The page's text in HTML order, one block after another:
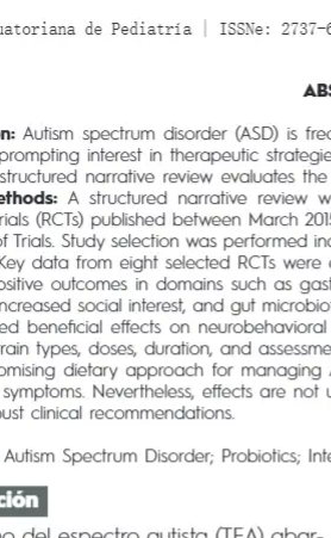
Autism spectrum disorder (ASD) is
interest in therapeutic
narrative review evaluates the
A structured narrative review
(RCTs) published between March
Trials. Study selection was performed
data from eight selected RCTs were
outcomes in domains such as
social interest, and gut
beneficial effects on neurobehavioral
types, doses, duration, and
dietary approach for managing
Nevertheless, effects are not
clinical recommendations.
Autism Spectrum Disorder; Probiotics;